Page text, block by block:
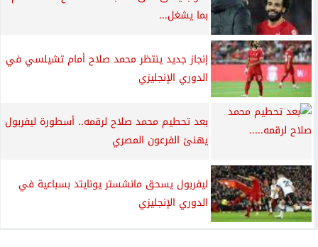
بما يشغل...
إنجاز جديد ينتظر محمد صلاح أمام تشيلسي في
الدوري الإنجليزي
بعد تحطيم محمد صلاح لرقمه.. أسطورة ليفربول
يهنئ الفرعون المصري
ليفربول يسحق مانشستر يونايتد بسباعية في
الدوري الإنجليزي